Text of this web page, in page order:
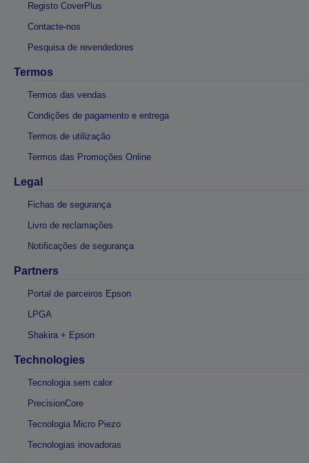
Registo CoverPlus
Contacte-nos
Pesquisa de revendedores
Termos
Termos das vendas
Condições de pagamento e entrega
Termos de utilização
Termos das Promoções Online
Legal
Fichas de segurança
Livro de reclamações
Notificações de segurança
Partners
Portal de parceiros Epson
LPGA
Shakira + Epson
Technologies
Tecnologia sem calor
PrecisionCore
Tecnologia Micro Piezo
Tecnologias inovadoras